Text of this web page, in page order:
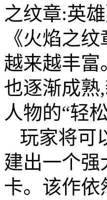
之纹章:英
《火焰之
越来越丰富
也逐渐成熟
人物的“轻
玩家将可
建出一个强
卡。该作依